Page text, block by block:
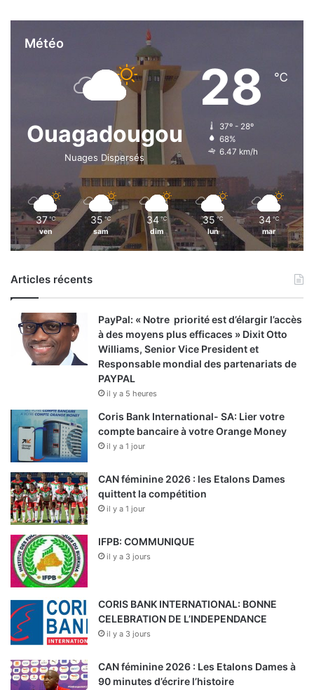
Météo
Ouagadougou
Nuages Dispersés
28 ℃
37º - 28º
68%
6.47 km/h
37 ℃
ven
35 ℃
sam
34 ℃
dim
35 ℃
lun
34 ℃
mar
Articles récents
PayPal: « Notre priorité est d’élargir l’accès
à des moyens plus efficaces » Dixit Otto
Williams, Senior Vice President et
Responsable mondial des partenariats de
PAYPAL
il y a 5 heures
Coris Bank International- SA: Lier votre
compte bancaire à votre Orange Money
il y a 1 jour
CAN féminine 2026 : les Etalons Dames
quittent la compétition
il y a 1 jour
IFPB: COMMUNIQUE
il y a 3 jours
CORIS BANK INTERNATIONAL: BONNE
CELEBRATION DE L’INDEPENDANCE
il y a 3 jours
CAN féminine 2026 : Les Etalons Dames à
90 minutes d’écrire l’histoire